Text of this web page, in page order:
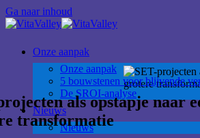
Ga naar inhoud
Onze aanpak
Onze aanpak
5 bouwstenen voor blijvende
De SROI-analyse
Nieuws
Nieuws
als opstapje naar
transformatie